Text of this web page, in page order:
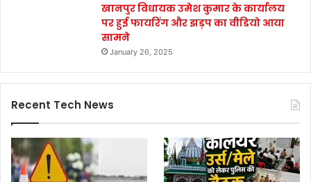
खानपुर विधायक उमेश कुमार के कार्यालय
पर हुई फायरिंग और झड़प का वीडियो आया
सामने
January 26, 2025
Recent Tech News